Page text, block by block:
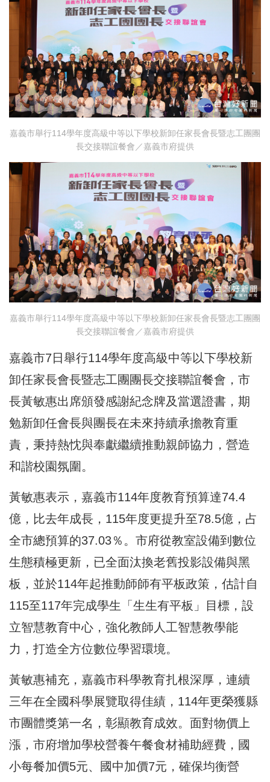
嘉義市舉行114學年度高級中等以下學校新卸任家長會長暨志工團團
長交接聯誼餐會／嘉義市府提供
嘉義市舉行114學年度高級中等以下學校新卸任家長會長暨志工團團
長交接聯誼餐會／嘉義市府提供
嘉義市7日舉行114學年度高級中等以下學校新
卸任家長會長暨志工團團長交接聯誼餐會，市
長黃敏惠出席頒發感謝紀念牌及當選證書，期
勉新卸任會長與團長在未來持續承擔教育重
責，秉持熱忱與奉獻繼續推動親師協力，營造
和諧校園氛圍。
黃敏惠表示，嘉義市114年度教育預算達74.4
億 ，比去年成長，115年度更提升至78.5億 ，占
全市總預算的37.03％ 。市府從教室設備到數位
生態積極更新，已全面汰換老舊投影設備與黑
板，並於114年 起推動師師有平板政策，估計自
115至117年 完成學生「生生有平板」目標，設
立智慧教育中心 ，強化教師人工智慧教學能
力，打造全方位數位學習環境。
黃敏惠補充，嘉義市科學教育扎根深厚，連續
三年在全國科學展覽取得佳績，114年更榮獲縣
市團體獎第一名，彰顯教育成效。面對物價上
漲，市府增加學校營養午餐食材補助經費 ，國
小每餐加價5元 、國中加價7元 ，確保均衡營